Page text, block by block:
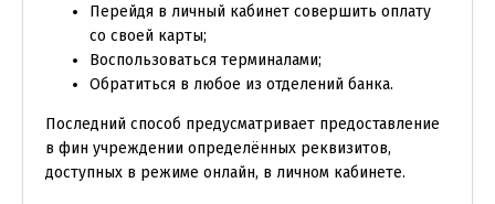
Перейдя в личный кабинет совершить оплату
со своей карты;
Воспользоваться терминалами;
Обратиться в любое из отделений банка.
Последний способ предусматривает предоставление
в фин учреждении определённых реквизитов,
доступных в режиме онлайн, в личном кабинете.